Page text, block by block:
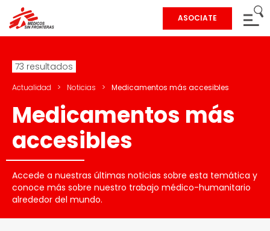
ASOCIATE
73 resultados
Actualidad > Noticias > Medicamentos más accesibles
Medicamentos más
accesibles
Accede a nuestras últimas noticias sobre esta temática y
conoce más sobre nuestro trabajo médico-humanitario
alrededor del mundo.